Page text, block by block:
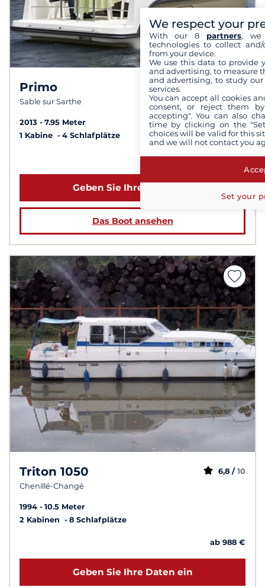
Primo
Sable sur Sarthe
10
2013
7.95 Meter
1 Kabine
4 Schlafplätze
ab 1 133 €
Geben Sie Ihre Daten ein
Das Boot ansehen
Triton 1050
Chenillé-Changé
6,8 / 10
1994
10.5 Meter
2 Kabinen
8 Schlafplätze
ab 988 €
Geben Sie Ihre Daten ein
We respect your
With our 8 partners, we
technologies to collect
from your device.
We use this data to provide
and advertising, to measure
and advertising, to study
services.
You can accept all cookies
consent, or reject them
accepting". You can also
time by clicking on the
choices will be valid for this
and we will not contact you
Set your